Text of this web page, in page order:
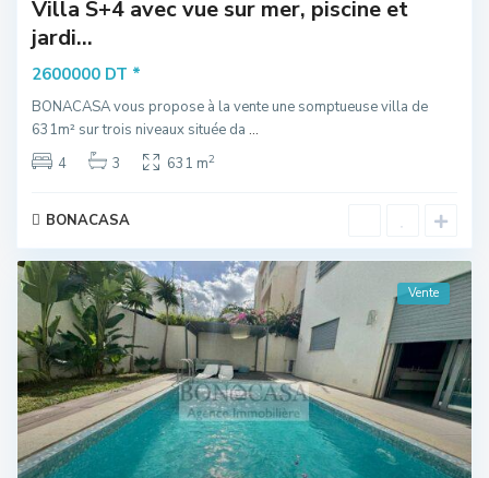
Villa S+4 avec vue sur mer, piscine et
jardi...
2600000 DT *
BONACASA vous propose à la vente une somptueuse villa de
631m² sur trois niveaux située da ...
4
3 631 m2
BONACASA
Vente